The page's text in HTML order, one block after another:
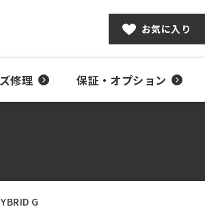
お気に入り
修理 保証・オプション
G